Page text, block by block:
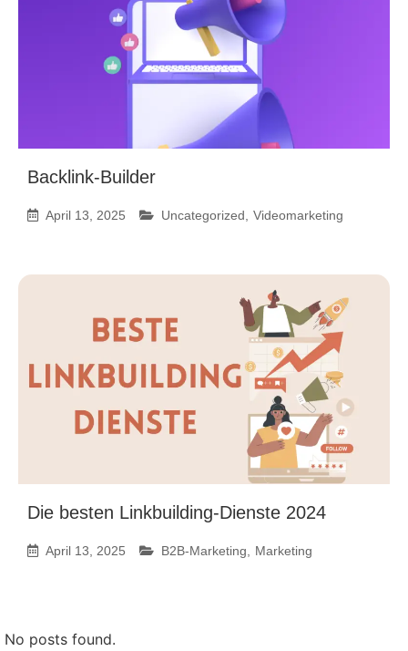
Backlink-Builder
April 13, 2025 Uncategorized, Videomarketing
Die besten Linkbuilding-Dienste 2024
April 13, 2025 B2B-Marketing, Marketing
No posts found.